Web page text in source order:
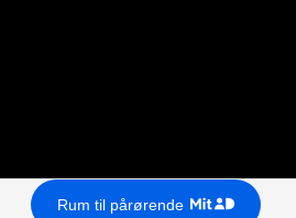
Rum til pårørende